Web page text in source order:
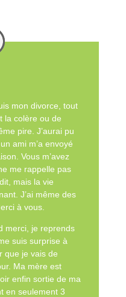
mon divorce, tout
la colère ou de
pire. J’aurai pu
ami m’a envoyé
Vous m’avez
me rappelle pas
mais la vie
J’ai même des
à vous.
merci, je reprends
suis surprise à
que je vais de
Ma mère est
enfin sortie de ma
en seulement 3